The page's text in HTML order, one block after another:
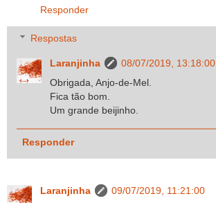
Responder
Respostas
Laranjinha
08/07/2019, 13:18:00
Obrigada, Anjo-de-Mel.
Fica tão bom.
Um grande beijinho.
Responder
Laranjinha
09/07/2019, 11:21:00